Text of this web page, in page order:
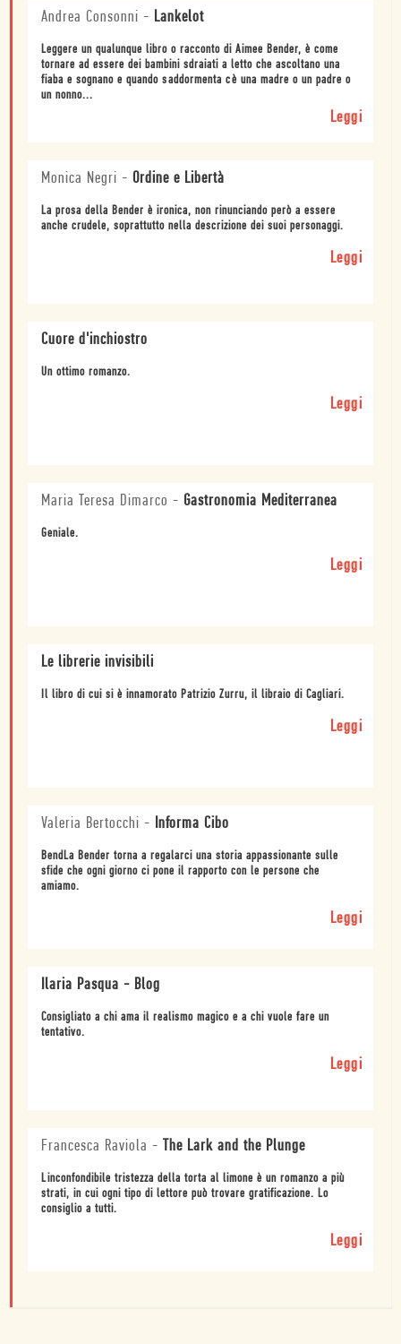
Andrea Consonni - Lankelot
Leggere un qualunque libro o racconto di Aimee Bender, è come
tornare ad essere dei bambini sdraiati a letto che ascoltano una
fiaba e sognano e quando saddormenta cè una madre o un padre o
un nonno...
Leggi
Monica Negri - Ordine e Libertà
La prosa della Bender è ironica, non rinunciando però a essere
anche crudele, soprattutto nella descrizione dei suoi personaggi.
Leggi
Cuore d'inchiostro
Un ottimo romanzo.
Leggi
Maria Teresa Dimarco - Gastronomia Mediterranea
Geniale.
Leggi
Le librerie invisibili
Il libro di cui si è innamorato Patrizio Zurru, il libraio di Cagliari.
Leggi
Valeria Bertocchi - Informa Cibo
BendLa Bender torna a regalarci una storia appassionante sulle
sfide che ogni giorno ci pone il rapporto con le persone che
amiamo.
Leggi
Ilaria Pasqua - Blog
Consigliato a chi ama il realismo magico e a chi vuole fare un
tentativo.
Leggi
Francesca Raviola - The Lark and the Plunge
Linconfondibile tristezza della torta al limone è un romanzo a più
strati, in cui ogni tipo di lettore può trovare gratificazione. Lo
consiglio a tutti.
Leggi